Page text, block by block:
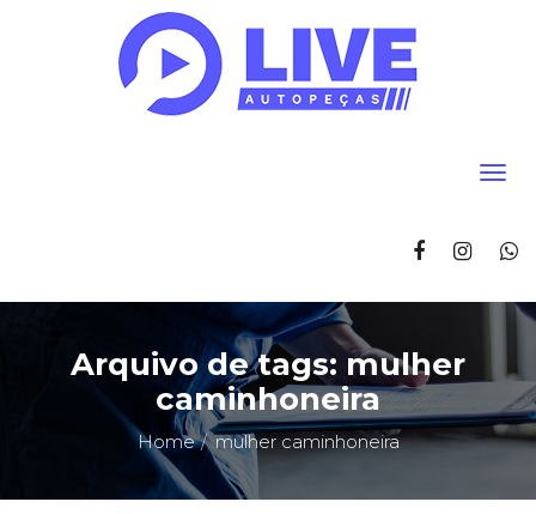
Arquivo de tags: mulher
caminhoneira
Home mulher caminhoneira